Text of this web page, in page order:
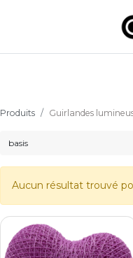
Produits Guirlandes
Aucun résultat trouvé